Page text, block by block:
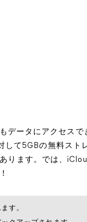
データにアクセスで
て5GBの無料スト
ります。では、
す。